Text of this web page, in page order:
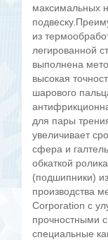
максимальных
из
легированной
выполнена
высокая
шарового
для пары
увеличивает
сфера и
обкаткой
(подшипники)
производства
Corporation с
прочностными
специальные